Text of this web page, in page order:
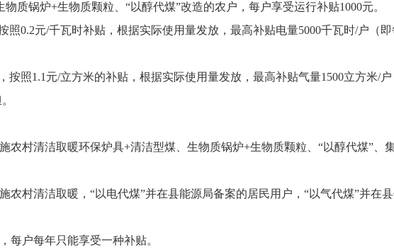
质锅炉+生物质颗粒、“以醇代煤”改造的农户，每户享受运行补贴1000元。
照0.2元/千瓦时补贴，根据实际使用量发放，最高补贴电量5000千瓦时/户（
按照1.1元/立方米的补贴，根据实际使用量发放，最高补贴气量1500立方米/
农村清洁取暖环保炉具+清洁型煤、生物质锅炉+生物质颗粒、“以醇代煤”、
农村清洁取暖，“以电代煤”并在县能源局备案的居民用户，“以气代煤”并在
每户每年只能享受一种补贴。